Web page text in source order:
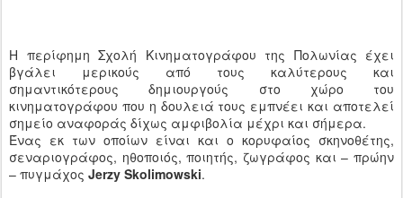
Η περίφημη Σχολή Κινηματογράφου της Πολωνίας έχει
βγάλει μερικούς από τους καλύτερους και
σημαντικότερους δημιουργούς στο χώρο του
κινηματογράφου που η δουλειά τους εμπνέει και αποτελεί
σημείο αναφοράς δίχως αμφιβολία μέχρι και σήμερα.
Ένας εκ των οποίων είναι και ο κορυφαίος σκηνοθέτης,
σεναριογράφος, ηθοποιός, ποιητής, ζωγράφος και – πρώην
– πυγμάχος Jerzy Skolimowski.